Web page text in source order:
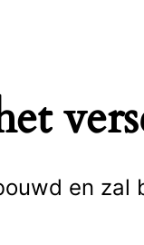
en zal